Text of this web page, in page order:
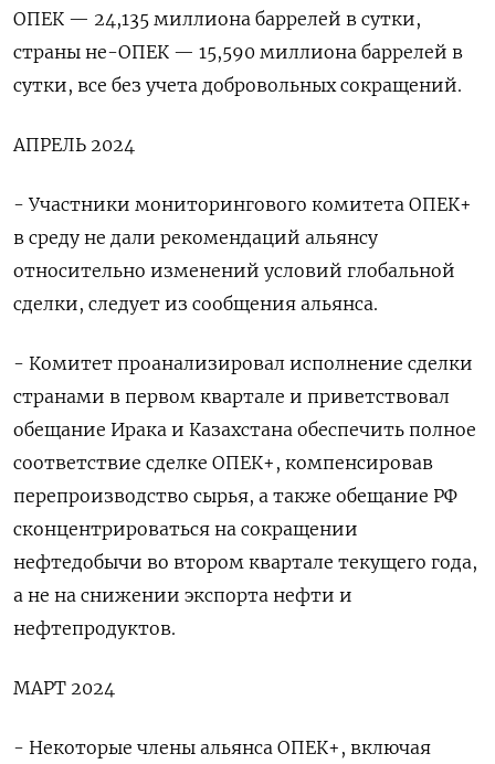
ОПЕК — 24,135 миллиона баррелей в сутки,
страны не-ОПЕК — 15,590 миллиона баррелей в
сутки, все без учета добровольных сокращений.
АПРЕЛЬ 2024
- Участники мониторингового комитета ОПЕК+
в среду не дали рекомендаций альянсу
относительно изменений условий глобальной
сделки, следует из сообщения альянса.
- Комитет проанализировал исполнение сделки
странами в первом квартале и приветствовал
обещание Ирака и Казахстана обеспечить полное
соответствие сделке ОПЕК+, компенсировав
перепроизводство сырья, а также обещание РФ
сконцентрироваться на сокращении
нефтедобычи во втором квартале текущего года,
а не на снижении экспорта нефти и
нефтепродуктов.
МАРТ 2024
- Некоторые члены альянса ОПЕК+, включая